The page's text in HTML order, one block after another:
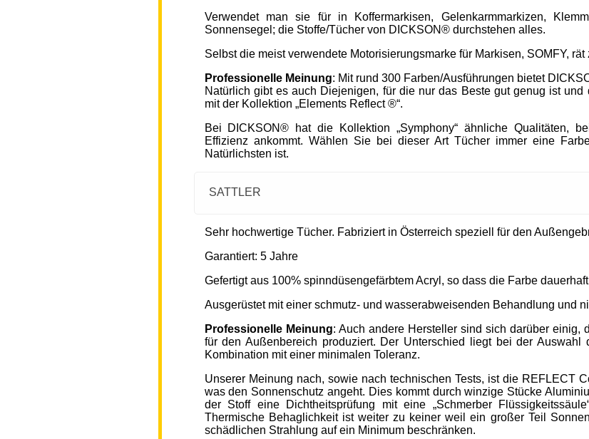
Verwendet man sie für in Koffermarkisen, Gelenkarmmarkizen,
Sonnensegel; die Stoffe/Tücher von DICKSON® durchstehen alles.
Selbst die meist verwendete Motorisierungsmarke für Markisen, SOMFY,
Professionelle Meinung: Mit rund 300 Farben/Ausführungen bietet
Natürlich gibt es auch Diejenigen, für die nur das Beste gut genug ist
mit der Kollektion „Elements Reflect ®“.
Bei DICKSON® hat die Kollektion „Symphony“ ähnliche Qualitäten,
Effizienz ankommt. Wählen Sie bei dieser Art Tücher immer eine
Natürlichsten ist.
SATTLER
Sehr hochwertige Tücher. Fabriziert in Österreich speziell für den
Garantiert: 5 Jahre
Gefertigt aus 100% spinndüsengefärbtem Acryl, so dass die Farbe
Ausgerüstet mit einer schmutz- und wasserabweisenden Behandlung und
Professionelle Meinung: Auch andere Hersteller sind sich darüber einig,
für den Außenbereich produziert. Der Unterschied liegt bei der Auswahl
Kombination mit einer minimalen Toleranz.
Unserer Meinung nach, sowie nach technischen Tests, ist die REFLECT
was den Sonnenschutz angeht. Dies kommt durch winzige Stücke
der Stoff eine Dichtheitsprüfung mit eine „Schmerber
Thermische Behaglichkeit ist weiter zu keiner weil ein großer Teil
schädlichen Strahlung auf ein Minimum beschränken.